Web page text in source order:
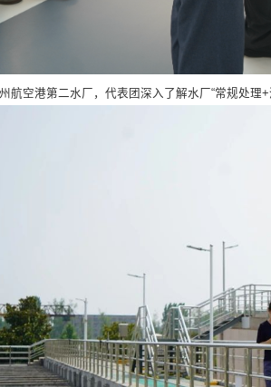
航空港第二水厂，代表团深入了解水厂“常规处理